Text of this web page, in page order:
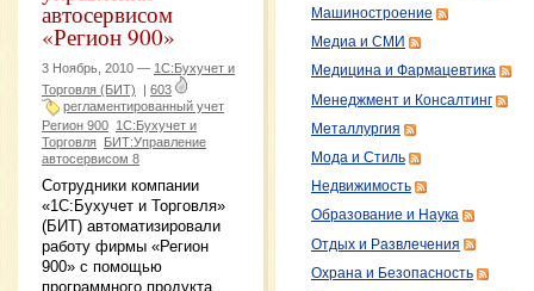
автосервисом
«Регион 900»
3 Ноябрь, 2010 — 1С:Бухучет и
Торговля (БИТ) | 603
регламентированный учет
Регион 900 1С:Бухучет и
Торговля БИТ:Управление
автосервисом 8
Сотрудники компании
«1С:Бухучет и Торговля»
(БИТ) автоматизировали
работу фирмы «Регион
900» с помощью
программного продукта
Машиностроение
Медиа и СМИ
Медицина и Фармацевтика
Менеджмент и Консалтинг
Металлургия
Мода и Стиль
Недвижимость
Образование и Наука
Отдых и Развлечения
Охрана и Безопасность